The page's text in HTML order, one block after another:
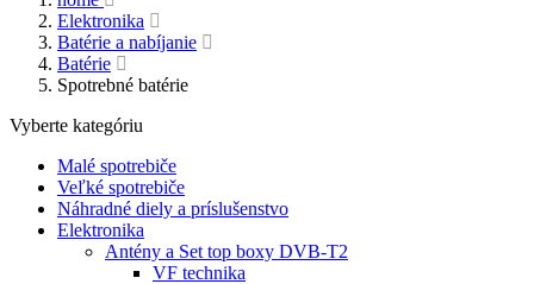
Elektronika
Batérie a nabíjanie
Batérie
Spotrebné batérie
Vyberte kategóriu
Malé spotrebiče
Veľké spotrebiče
Náhradné diely a príslušenstvo
Elektronika
Antény a Set top boxy DVB-T2
VF technika